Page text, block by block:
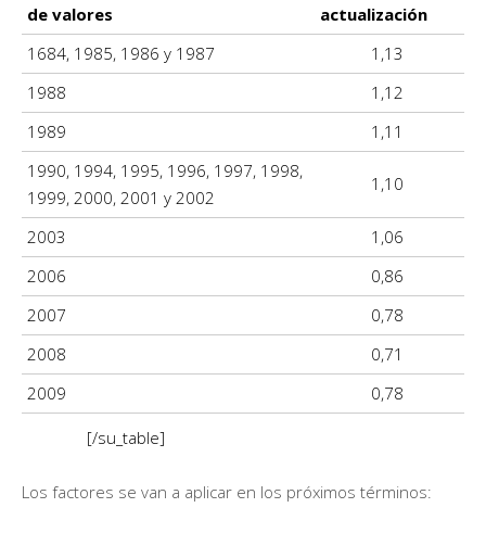
de valores
actualización
1684, 1985, 1986 y 1987
1,13
1988
1,12
1989
1,11
1990, 1994, 1995, 1996, 1997, 1998,
1999, 2000, 2001 y 2002
1,10
2003
1,06
2006
0,86
2007
0,78
2008
0,71
2009
0,78
[/su_table]
Los factores se van a aplicar en los próximos términos: